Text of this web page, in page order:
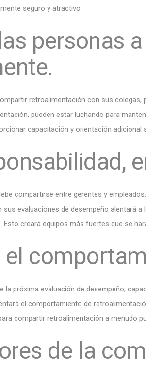
seguro y atractivo:
personas
retroalimentación con sus
pueden estar luchando para
capacitación y orientación
compartirse entre gerentes y
sus evaluaciones de desempeño
creará equipos más fuertes que se
el
la próxima evaluación de desempeño,
el comportamiento de
compartir retroalimentación a menudo
de la